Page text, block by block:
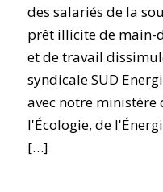
des salariés de la
prêt illicite de main-
et de travail
syndicale SUD
avec notre
l'Écologie, de
[…]